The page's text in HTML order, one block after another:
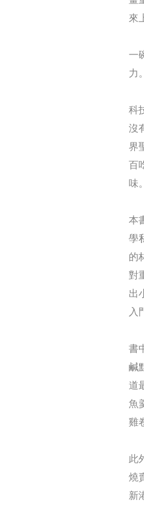
來
一
力。
科
沒
界
百
味。
本
學
的
對
出
入
書
鹹
道
魚
雞
此
燒
新